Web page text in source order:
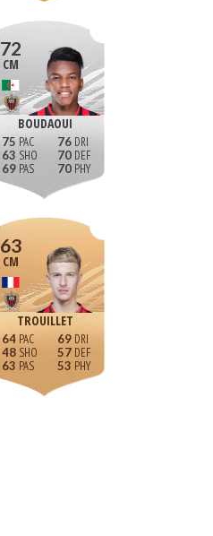
72
CM
BOUDAOUI
75
63
69
76
70
70
63
CM
TROUILLET
64
48
63
69
57
53